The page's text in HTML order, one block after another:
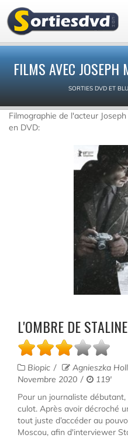
FILMS AVEC JOSEPH
SORTIES DVD ET
Filmographie de l'acteur
en DVD:
L'OMBRE DE
Biopic Agnieszka
Novembre 2020
119'
Pour un journaliste
culot. Après avoir décroché
tout juste d’accéder au
Moscou, afin d'interviewer